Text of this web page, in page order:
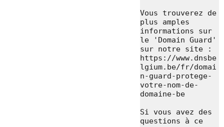
Vous trouverez de
plus amples
informations sur
le 'Domain Guard'
sur notre site :
https://www.dnsbe
lgium.be/fr/domai
n-guard-protege-
votre-nom-de-
domaine-be
Si vous avez des
questions à ce